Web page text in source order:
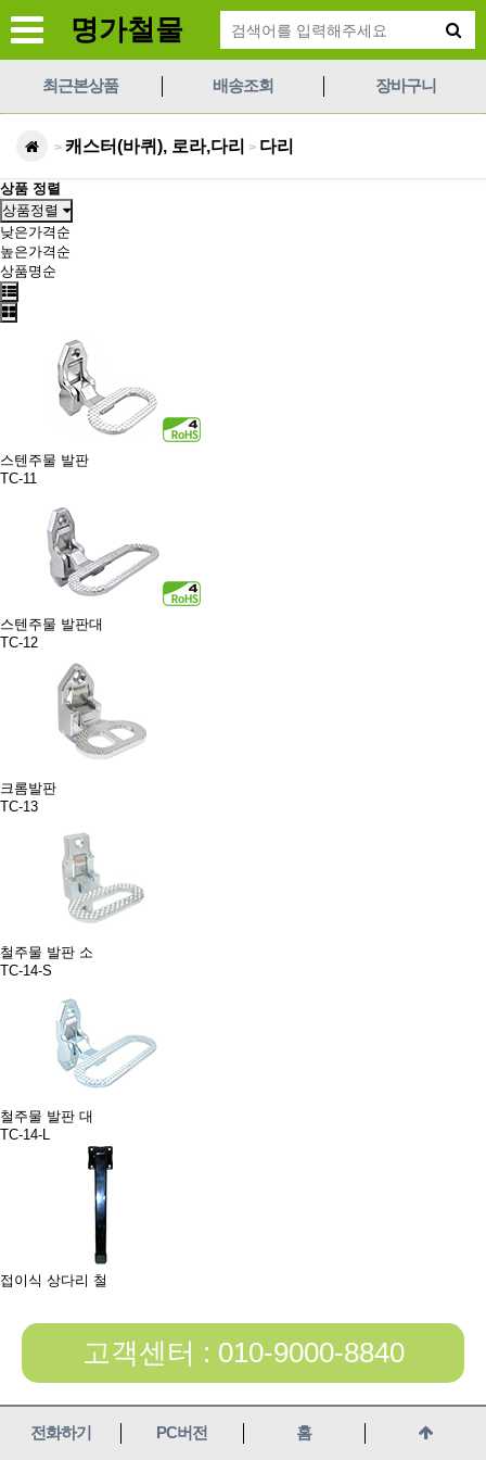
명가철물
최근본상품 배송조회 장바구니
> 캐스터(바퀴), 로라,다리 > 다리
상품 정렬
상품정렬
낮은가격순
높은가격순
상품명순
스텐주물 발판
TC-11
스텐주물 발판대
TC-12
크롬발판
TC-13
철주물 발판 소
TC-14-S
철주물 발판 대
TC-14-L
접이식 상다리 철
고객센터 : 010-9000-8840
전화하기 PC버전 홈